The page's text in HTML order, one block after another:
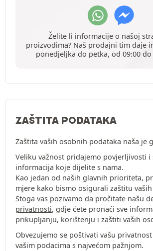
Želite li informacije o našoj
proizvodima? Naš prodajni tim daje
ponedjeljka do petka, od 09:00 do
ZAŠTITA PODATAKA
Zaštita vaših osobnih podataka naša je
Veliku važnost pridajemo povjerljivosti
informacija koje dijelite s nama.
Kao jedan od naših glavnih prioriteta,
mjere kako bismo osigurali zaštitu
Stoga vas pozivamo da pročitate našu
privatnosti, gdje ćete pronaći sve
prikupljanju, korištenju i zaštiti vaših
Obvezujemo se poštivati vašu
vašim podacima s najvećom pažnjom.